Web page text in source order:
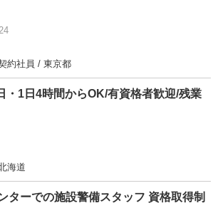
約社員 / 東京都
・1日4時間からOK/有資格者歓迎/残業
海道
ターでの施設警備スタッフ 資格取得制